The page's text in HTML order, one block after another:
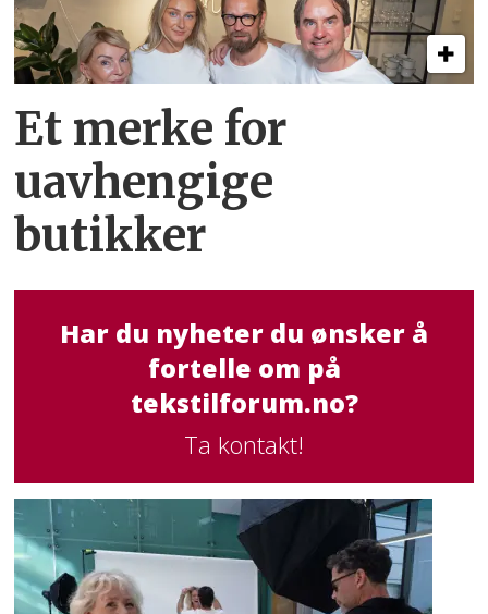
Et merke for
uavhengige
butikker
Har du nyheter du ønsker å
fortelle om på
tekstilforum.no?
Ta kontakt!